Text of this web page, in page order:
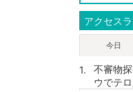
アクセス
今日
不審物
ウでテ